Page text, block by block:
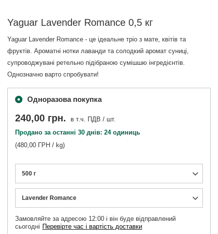
Yaguar Lavender Romance 0,5 кг
Yaguar Lavender Romance - це ідеальне тріо з мате, квітів та
фруктів. Ароматні нотки лаванди та солодкий аромат суниці,
супроводжувані ретельно підібраною сумішшю інгредієнтів.
Однозначно варто спробувати!
Одноразова покупка
500 г
Lavender Romance
Замовляйте за адресою 12:00 і він буде відправлений
сьогодні Перевірте час і вартість доставки
240,00 грн. в т.ч. ПДВ / шт.
Продано за останні 30 днів: 24 одиниць
(480,00 ГРН / kg)